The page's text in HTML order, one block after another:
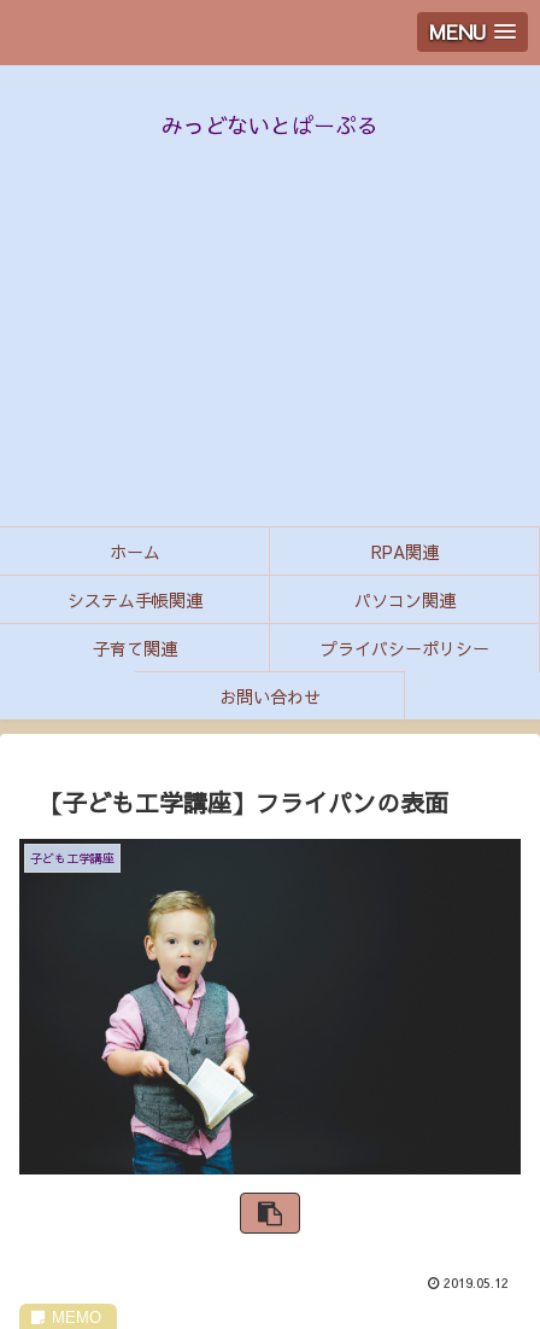
MENU
みっどないとぱーぷる
ホーム
RPA関連
システム手帳関連
パソコン関連
子育て関連
プライバシーポリシー
お問い合わせ
【子ども工学講座】フライパンの表面
子ども工学講座
2019.05.12